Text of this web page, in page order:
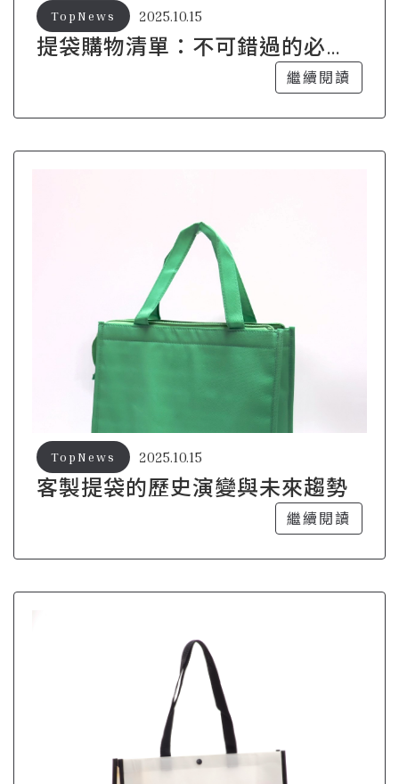
提袋購物清單：不可錯過的必備
2025.10.15
TopNews
繼續閱讀
客製提袋的歷史演變與未來趨勢
2025.10.15
TopNews
繼續閱讀